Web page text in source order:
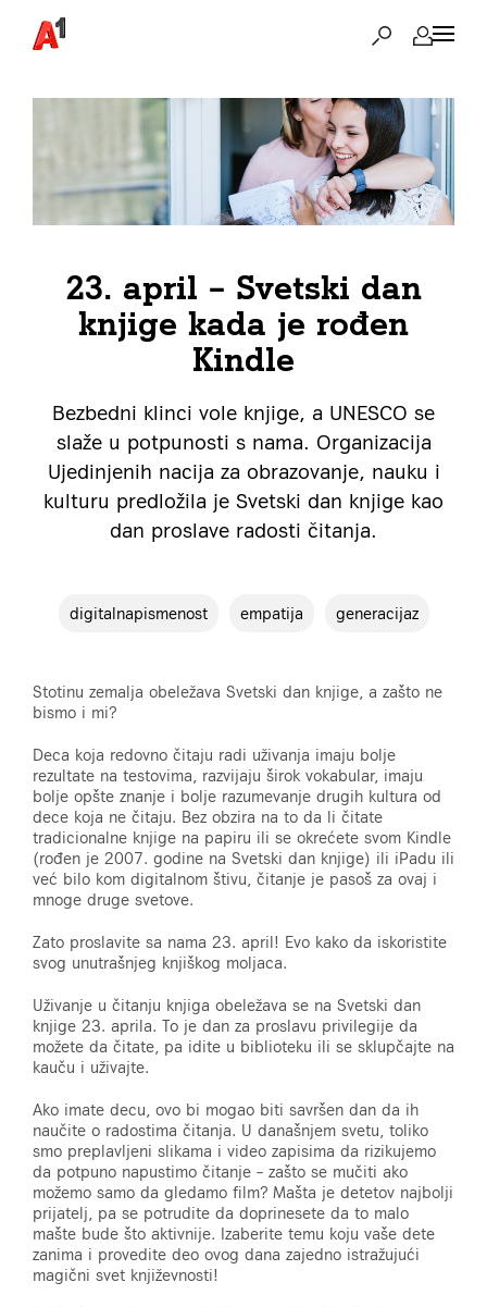
23. april – Svetski dan
knjige kada je rođen
Kindle
Bezbedni klinci vole knjige, a UNESCO se
slaže u potpunosti s nama. Organizacija
Ujedinjenih nacija za obrazovanje, nauku i
kulturu predložila je Svetski dan knjige kao
dan proslave radosti čitanja.
digitalnapismenost empatija generacijaz
Stotinu zemalja obeležava Svetski dan knjige, a zašto ne
bismo i mi?
Deca koja redovno čitaju radi uživanja imaju bolje
rezultate na testovima, razvijaju širok vokabular, imaju
bolje opšte znanje i bolje razumevanje drugih kultura od
dece koja ne čitaju. Bez obzira na to da li čitate
tradicionalne knjige na papiru ili se okrećete svom Kindle
(rođen je 2007. godine na Svetski dan knjige) ili iPadu ili
već bilo kom digitalnom štivu, čitanje je pasoš za ovaj i
mnoge druge svetove.
Zato proslavite sa nama 23. april! Evo kako da iskoristite
svog unutrašnjeg knjiškog moljaca.
Uživanje u čitanju knjiga obeležava se na Svetski dan
knjige 23. aprila. To je dan za proslavu privilegije da
možete da čitate, pa idite u biblioteku ili se sklupčajte na
kauču i uživajte.
Ako imate decu, ovo bi mogao biti savršen dan da ih
naučite o radostima čitanja. U današnjem svetu, toliko
smo preplavljeni slikama i video zapisima da rizikujemo
da potpuno napustimo čitanje – zašto se mučiti ako
možemo samo da gledamo film? Mašta je detetov najbolji
prijatelj, pa se potrudite da doprinesete da to malo
mašte bude što aktivnije. Izaberite temu koju vaše dete
zanima i provedite deo ovog dana zajedno istražujući
magični svet književnosti!